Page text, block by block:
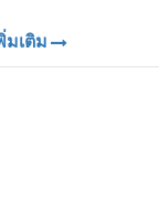
มเติม